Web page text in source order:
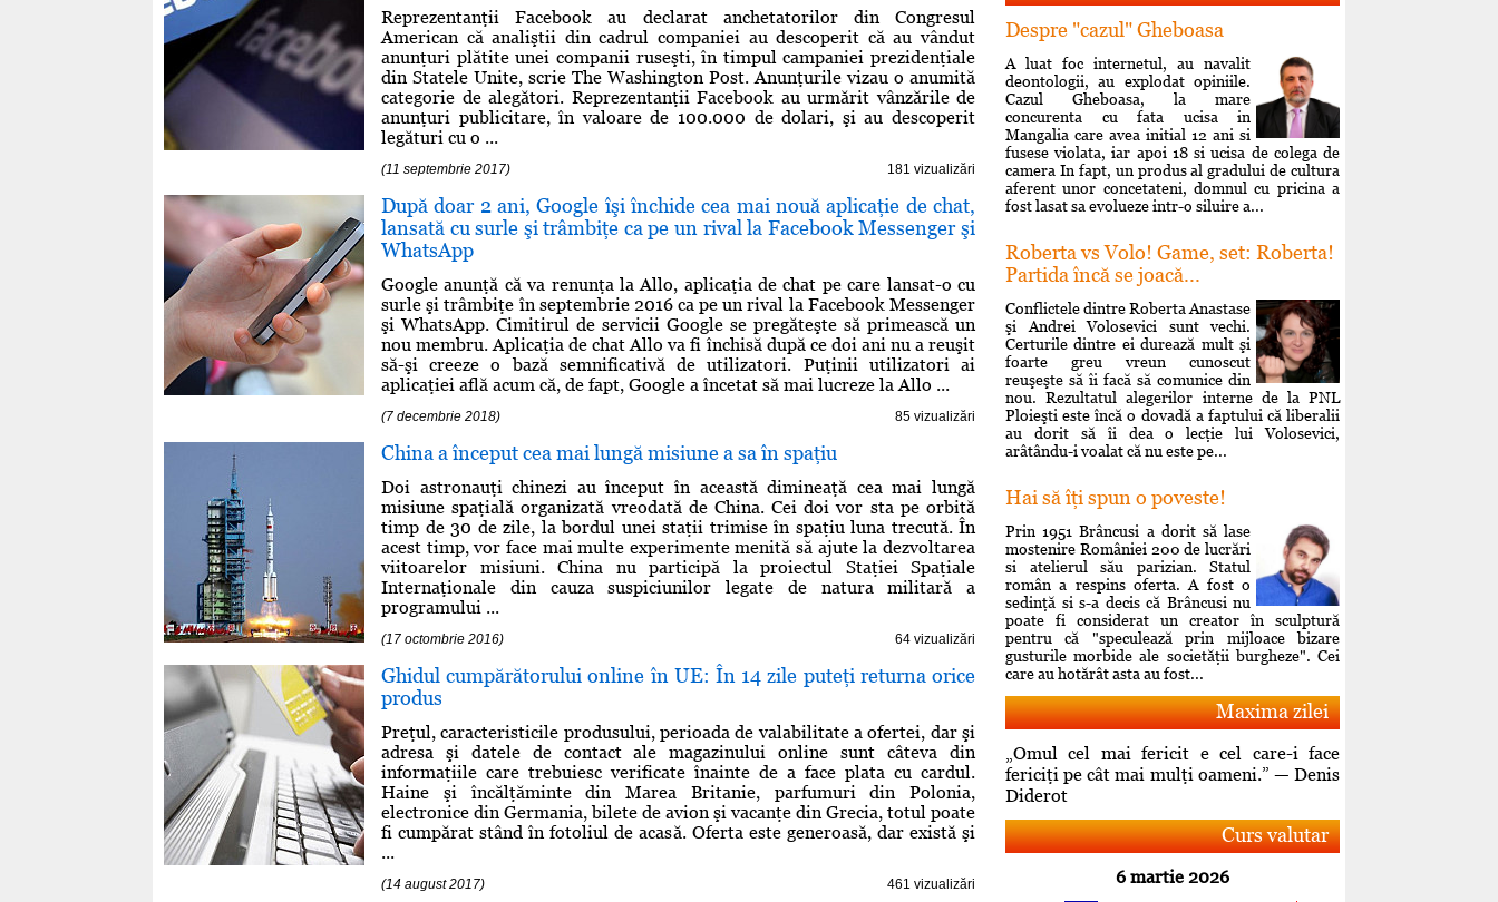
Reprezentanţii Facebook au declarat anchetatorilor din Congresul
American că analiştii din cadrul companiei au descoperit că au vândut
anunţuri plătite unei companii ruseşti, în timpul campaniei prezidenţiale
din Statele Unite, scrie The Washington Post. Anunţurile vizau o anumită
categorie de alegători. Reprezentanţii Facebook au urmărit vânzările de
anunţuri publicitare, în valoare de 100.000 de dolari, şi au descoperit
legături cu o ...
(11 septembrie 2017) 181 vizualizări
După doar 2 ani, Google îşi închide cea mai nouă aplicaţie de chat,
lansată cu surle şi trâmbiţe ca pe un rival la Facebook Messenger şi
WhatsApp
Google anunţă că va renunţa la Allo, aplicaţia de chat pe care lansat-o cu
surle şi trâmbiţe în septembrie 2016 ca pe un rival la Facebook Messenger
şi WhatsApp. Cimitirul de servicii Google se pregăteşte să primească un
nou membru. Aplicaţia de chat Allo va fi închisă după ce doi ani nu a reuşit
să-şi creeze o bază semnificativă de utilizatori. Puţinii utilizatori ai
aplicaţiei află acum că, de fapt, Google a încetat să mai lucreze la Allo ...
(7 decembrie 2018) 85 vizualizări
China a început cea mai lungă misiune a sa în spaţiu
Doi astronauţi chinezi au început în această dimineaţă cea mai lungă
misiune spaţială organizată vreodată de China. Cei doi vor sta pe orbită
timp de 30 de zile, la bordul unei staţii trimise în spaţiu luna trecută. În
acest timp, vor face mai multe experimente menită să ajute la dezvoltarea
viitoarelor misiuni. China nu participă la proiectul Staţiei Spaţiale
Internaţionale din cauza suspiciunilor legate de natura militară a
programului ...
(17 octombrie 2016) 64 vizualizări
Ghidul cumpărătorului online în UE: În 14 zile puteţi returna orice
produs
Preţul, caracteristicile produsului, perioada de valabilitate a ofertei, dar şi
adresa şi datele de contact ale magazinului online sunt câteva din
informaţiile care trebuiesc verificate înainte de a face plata cu cardul.
Haine şi încălţăminte din Marea Britanie, parfumuri din Polonia,
electronice din Germania, bilete de avion şi vacanţe din Grecia, totul poate
fi cumpărat stând în fotoliul de acasă. Oferta este generoasă, dar există şi
...
(14 august 2017) 461 vizualizări
Despre "cazul" Gheboasa
A luat foc internetul, au navalit
deontologii, au explodat opiniile.
Cazul Gheboasa, la mare
concurenta cu fata ucisa in
Mangalia care avea initial 12 ani si
fusese violata, iar apoi 18 si ucisa de colega de
camera In fapt, un produs al gradului de cultura
aferent unor concetateni, domnul cu pricina a
fost lasat sa evolueze intr-o siluire a...
Roberta vs Volo! Game, set: Roberta!
Partida încă se joacă...
Conflictele dintre Roberta Anastase
şi Andrei Volosevici sunt vechi.
Certurile dintre ei durează mult şi
foarte greu vreun cunoscut
reuşeşte să îi facă să comunice din
nou. Rezultatul alegerilor interne de la PNL
Ploieşti este încă o dovadă a faptului că liberalii
au dorit să îi dea o lecţie lui Volosevici,
arâtându-i voalat că nu este pe...
Hai să îţi spun o poveste!
Prin 1951 Brâncusi a dorit să lase
mostenire României 200 de lucrări
si atelierul său parizian. Statul
român a respins oferta. A fost o
sedinţă si s-a decis că Brâncusi nu
poate fi considerat un creator în sculptură
pentru că "speculează prin mijloace bizare
gusturile morbide ale societăţii burgheze". Cei
care au hotărât asta au fost...
Maxima zilei
„Omul cel mai fericit e cel care-i face
fericiţi pe cât mai mulţi oameni.” — Denis
Diderot
Curs valutar
6 martie 2026